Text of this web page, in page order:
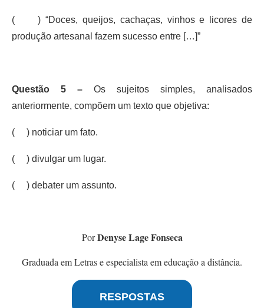
( ) “Doces, queijos, cachaças, vinhos e licores de
produção artesanal fazem sucesso entre […]”
Questão 5 – Os sujeitos simples, analisados
anteriormente, compõem um texto que objetiva:
( ) noticiar um fato.
( ) divulgar um lugar.
( ) debater um assunto.
PorDenyse Lage Fonseca
Graduada em Letras e especialista em educação a distância.
RESPOSTAS